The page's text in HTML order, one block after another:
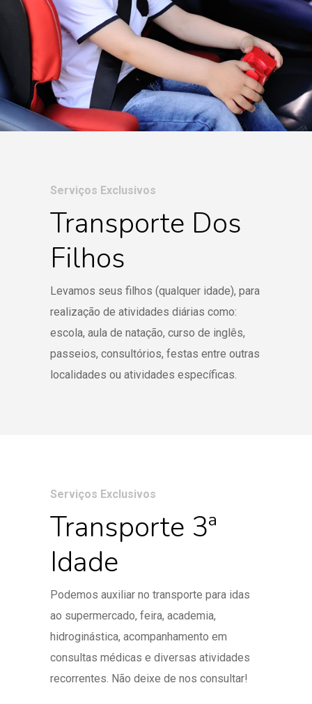
Serviços Exclusivos
Transporte Dos
Filhos
Levamos seus filhos (qualquer idade), para
realização de atividades diárias como:
escola, aula de natação, curso de inglês,
passeios, consultórios, festas entre outras
localidades ou atividades específicas.
Serviços Exclusivos
Transporte 3ª
Idade
Podemos auxiliar no transporte para idas
ao supermercado, feira, academia,
hidroginástica, acompanhamento em
consultas médicas e diversas atividades
recorrentes. Não deixe de nos consultar!